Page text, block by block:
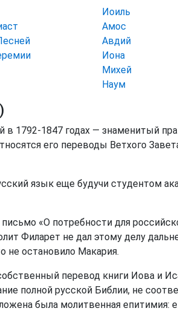
Иоиль
Амос
Авдий
Иона
Михей
Наум
1792-1847 годах — знаменитый
его переводы Ветхого
язык еще будучи студентом
«О потребности для
Филарет не дал этому делу
не остановило Макария.
перевод книги Иова и
полной русской Библии, не
была молитвенная епитимия: